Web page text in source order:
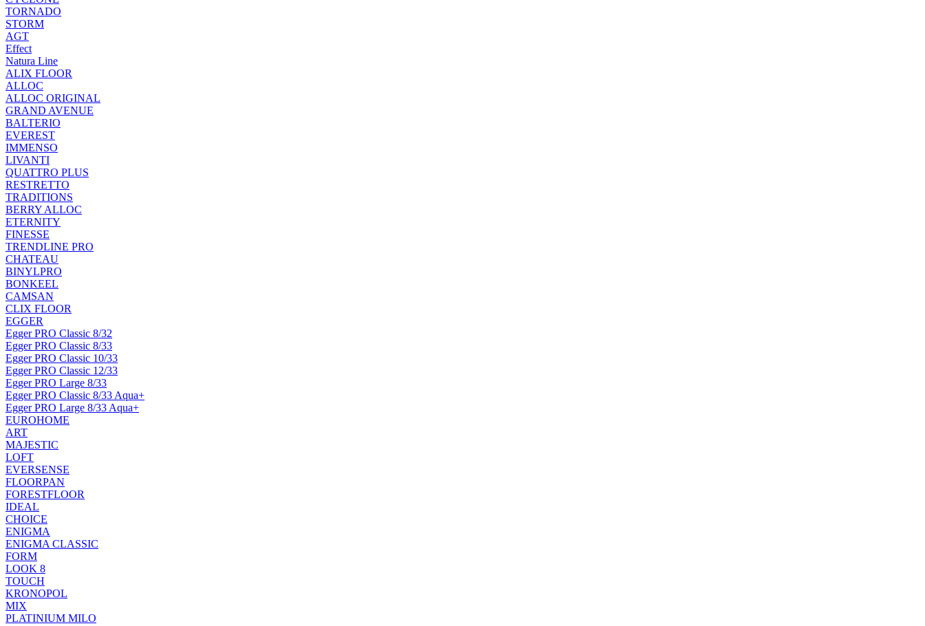
TORNADO
STORM
AGT
Effect
Natura Line
ALIX FLOOR
ALLOC
ALLOC ORIGINAL
GRAND AVENUE
BALTERIO
EVEREST
IMMENSO
LIVANTI
QUATTRO PLUS
RESTRETTO
TRADITIONS
BERRY ALLOC
ETERNITY
FINESSE
TRENDLINE PRO
CHATEAU
BINYLPRO
BONKEEL
CAMSAN
CLIX FLOOR
EGGER
Egger PRO Classic 8/32
Egger PRO Classic 8/33
Egger PRO Classic 10/33
Egger PRO Classic 12/33
Egger PRO Large 8/33
Egger PRO Classic 8/33 Aqua+
Egger PRO Large 8/33 Aqua+
EUROHOME
ART
MAJESTIC
LOFT
EVERSENSE
FLOORPAN
FORESTFLOOR
IDEAL
CHOICE
ENIGMA
ENIGMA CLASSIC
FORM
LOOK 8
TOUCH
KRONOPOL
MIX
PLATINIUM MILO